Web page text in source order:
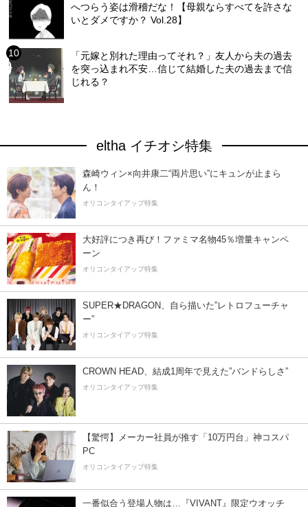
へつらう姿は滑稽だな！【母親ならすべてを許さな
いとダメですか？ Vol.28】
「元嫁と別れた理由ってそれ？」友人から夫の過去
を突っ込まれ不安…信じて結婚した夫の過去まで信
じれる？
eltha イチオシ特集
森崎ウィン×向井康二“両片思い”にキュンが止まら
ん！
オリコンタイアップ特集
大好評につき再び！ファミマ名物45％増量キャンペ
ーン
オリコンタイアップ特集
SUPER★DRAGON、自ら描いた”レトロフューチャ
ー”
オリコンタイアップ特集
CROWN HEAD、結成1周年で見えた”バンドらしさ”
オリコンタイアップ特集
【驚愕】メーカー社員が推す「10万円台」神コスパ
PC
オリコンタイアップ特集
一番似合う登場人物は…『VIVANT』限定ウオッチ